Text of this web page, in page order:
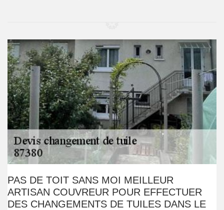
PAS DE TOIT SANS MOI MEILLEUR
ARTISAN COUVREUR POUR EFFECTUER
DES CHANGEMENTS DE TUILES DANS LE